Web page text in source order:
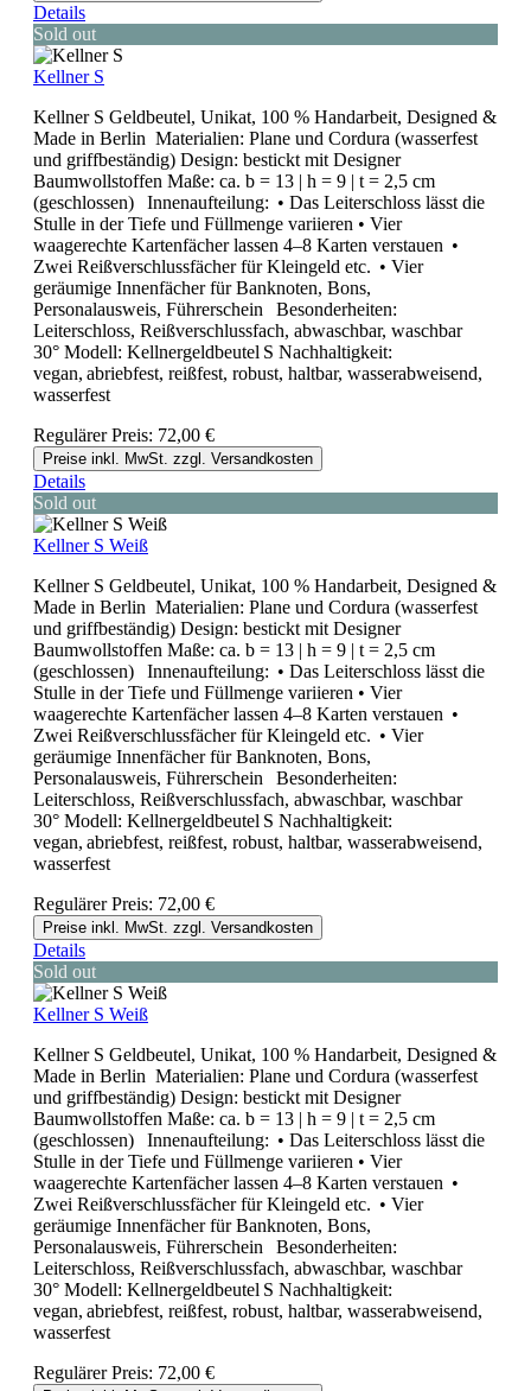
Details
Sold out
Kellner S
Kellner S Geldbeutel, Unikat, 100 % Handarbeit, Designed &
Made in Berlin Materialien: Plane und Cordura (wasserfest
und griffbeständig) Design: bestickt mit Designer
Baumwollstoffen Maße: ca. b = 13 | h = 9 | t = 2,5 cm
(geschlossen) Innenaufteilung: • Das Leiterschloss lässt die
Stulle in der Tiefe und Füllmenge variieren • Vier
waagerechte Kartenfächer lassen 4–8 Karten verstauen •
Zwei Reißverschlussfächer für Kleingeld etc. • Vier
geräumige Innenfächer für Banknoten, Bons,
Personalausweis, Führerschein Besonderheiten:
Leiterschloss, Reißverschlussfach, abwaschbar, waschbar
30° Modell: Kellnergeldbeutel S Nachhaltigkeit:
vegan, abriebfest, reißfest, robust, haltbar, wasserabweisend,
wasserfest
Regulärer Preis: 72,00 €
Preise inkl. MwSt. zzgl. Versandkosten
Details
Sold out
Kellner S Weiß
Kellner S Geldbeutel, Unikat, 100 % Handarbeit, Designed &
Made in Berlin Materialien: Plane und Cordura (wasserfest
und griffbeständig) Design: bestickt mit Designer
Baumwollstoffen Maße: ca. b = 13 | h = 9 | t = 2,5 cm
(geschlossen) Innenaufteilung: • Das Leiterschloss lässt die
Stulle in der Tiefe und Füllmenge variieren • Vier
waagerechte Kartenfächer lassen 4–8 Karten verstauen •
Zwei Reißverschlussfächer für Kleingeld etc. • Vier
geräumige Innenfächer für Banknoten, Bons,
Personalausweis, Führerschein Besonderheiten:
Leiterschloss, Reißverschlussfach, abwaschbar, waschbar
30° Modell: Kellnergeldbeutel S Nachhaltigkeit:
vegan, abriebfest, reißfest, robust, haltbar, wasserabweisend,
wasserfest
Regulärer Preis: 72,00 €
Preise inkl. MwSt. zzgl. Versandkosten
Details
Sold out
Kellner S Weiß
Kellner S Geldbeutel, Unikat, 100 % Handarbeit, Designed &
Made in Berlin Materialien: Plane und Cordura (wasserfest
und griffbeständig) Design: bestickt mit Designer
Baumwollstoffen Maße: ca. b = 13 | h = 9 | t = 2,5 cm
(geschlossen) Innenaufteilung: • Das Leiterschloss lässt die
Stulle in der Tiefe und Füllmenge variieren • Vier
waagerechte Kartenfächer lassen 4–8 Karten verstauen •
Zwei Reißverschlussfächer für Kleingeld etc. • Vier
geräumige Innenfächer für Banknoten, Bons,
Personalausweis, Führerschein Besonderheiten:
Leiterschloss, Reißverschlussfach, abwaschbar, waschbar
30° Modell: Kellnergeldbeutel S Nachhaltigkeit:
vegan, abriebfest, reißfest, robust, haltbar, wasserabweisend,
wasserfest
Regulärer Preis: 72,00 €